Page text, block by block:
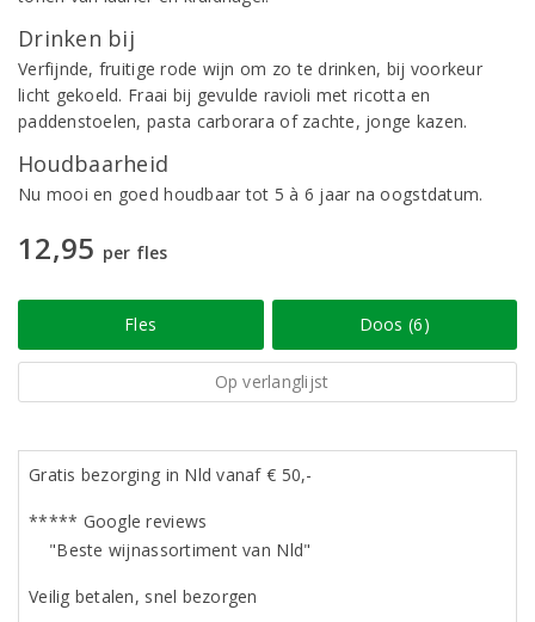
Drinken bij
Verfijnde, fruitige rode wijn om zo te drinken, bij voorkeur
licht gekoeld. Fraai bij gevulde ravioli met ricotta en
paddenstoelen, pasta carborara of zachte, jonge kazen.
Houdbaarheid
Nu mooi en goed houdbaar tot 5 à 6 jaar na oogstdatum.
12,95 per fles
Fles Doos (6)
Op verlanglijst
Gratis bezorging in Nld vanaf € 50,-
***** Google reviews
"Beste wijnassortiment van Nld"
Veilig betalen, snel bezorgen